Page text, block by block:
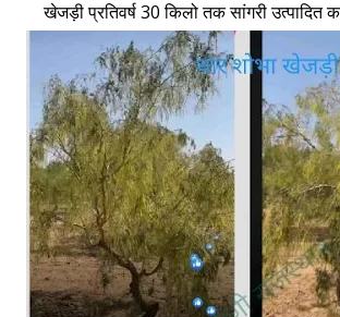
खेजड़ी प्रतिवर्ष 30 किलो तक सांगरी उत्पादित